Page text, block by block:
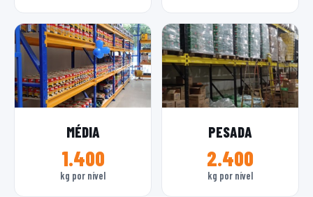
MÉDIA
1.400
kg por nível
PESADA
2.400
kg por nível